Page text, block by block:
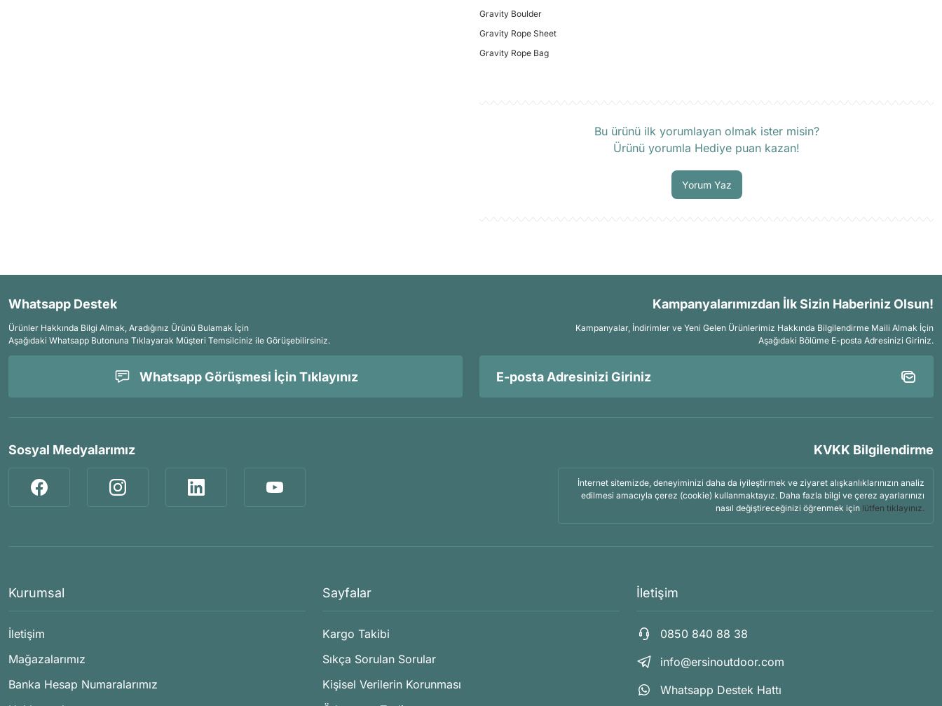
Gravity Boulder
Gravity Rope Sheet
Gravity Rope Bag
Bu ürünü ilk yorumlayan olmak ister misin?
Ürünü yorumla Hediye puan kazan!
Yorum Yaz
Whatsapp Destek
Ürünler Hakkında Bilgi Almak, Aradığınız Ürünü Bulamak İçin
Aşağıdaki Whatsapp Butonuna Tıklayarak Müşteri Temsilciniz ile Görüşebilirsiniz.
Whatsapp Görüşmesi İçin Tıklayınız
Kampanyalarımızdan İlk Sizin Haberiniz Olsun!
Kampanyalar, İndirimler ve Yeni Gelen Ürünlerimiz Hakkında Bilgilendirme Maili Almak İçin
Aşağıdaki Bölüme E-posta Adresinizi Giriniz.
Sosyal Medyalarımız KVKK Bilgilendirme
İnternet sitemizde, deneyiminizi daha da iyileştirmek ve ziyaret alışkanlıklarınızın analiz
edilmesi amacıyla çerez (cookie) kullanmaktayız. Daha fazla bilgi ve çerez ayarlarınızı
nasıl değiştireceğinizi öğrenmek için lütfen tıklayınız.
Kurumsal
İletişim
Mağazalarımız
Banka Hesap Numaralarımız
Sayfalar
Kargo Takibi
Sıkça Sorulan Sorular
Kişisel Verilerin Korunması
İletişim
0850 840 88 38
info@ersinoutdoor.com
Whatsapp Destek Hattı